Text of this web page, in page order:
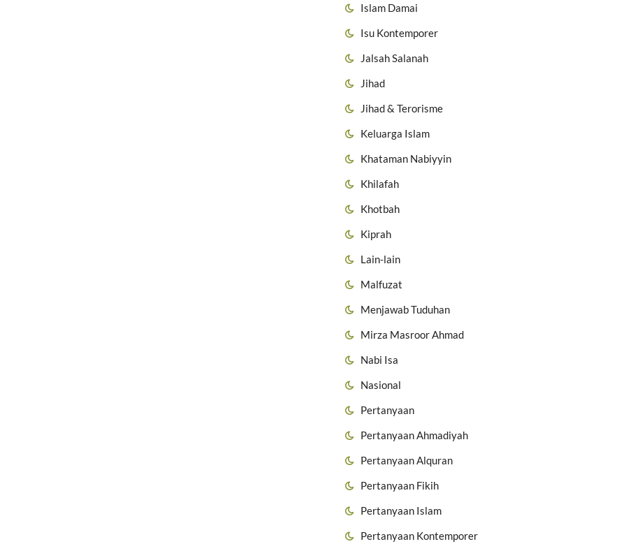
Islam Damai
Isu Kontemporer
Jalsah Salanah
Jihad
Jihad & Terorisme
Keluarga Islam
Khataman Nabiyyin
Khilafah
Khotbah
Kiprah
Lain-lain
Malfuzat
Menjawab Tuduhan
Mirza Masroor Ahmad
Nabi Isa
Nasional
Pertanyaan
Pertanyaan Ahmadiyah
Pertanyaan Alquran
Pertanyaan Fikih
Pertanyaan Islam
Pertanyaan Kontemporer